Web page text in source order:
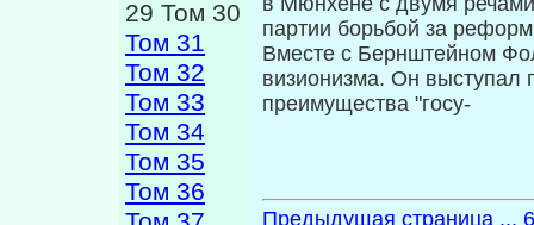
29 Том 30
Том 31
Том 32
Том 33
Том 34
Том 35
Том 36
партии борьбой за
Вместе с Бернштейном
визионизма. Он выступал
преимущества "госу-
Предыдущая страница ...